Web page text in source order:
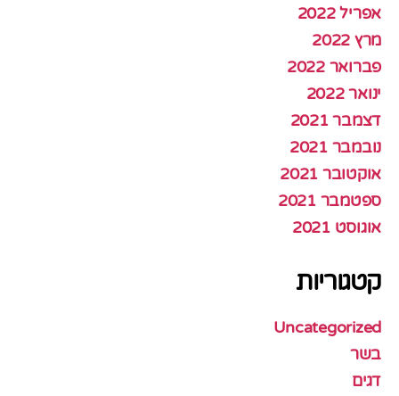
אפריל 2022
מרץ 2022
פברואר 2022
ינואר 2022
דצמבר 2021
נובמבר 2021
אוקטובר 2021
ספטמבר 2021
אוגוסט 2021
קטגוריות
Uncategorized
בשר
דגים